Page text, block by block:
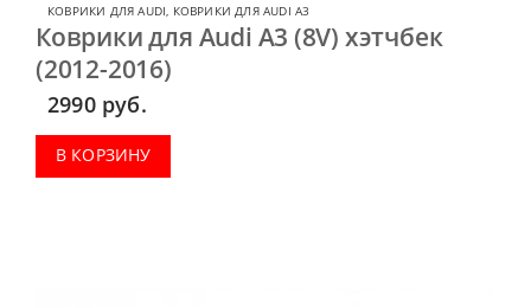
КОВРИКИ ДЛЯ AUDI КОВРИКИ ДЛЯ AUDI A3
Коврики для Audi A3 (8V) хэтчбек
(2012-2016)
2990 руб.
В КОРЗИНУ